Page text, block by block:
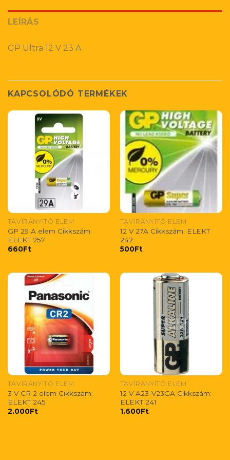
LEÍRÁS
GP Ultra 12 V 23 A
KAPCSOLÓDÓ TERMÉKEK
TÁVÍRÁNYÍTÓ ELEM
GP 29 A elem Cikkszám:
ELEKT 257
660Ft
TÁVÍRÁNYÍTÓ ELEM
12 V 27A Cikkszám: ELEKT
242
500Ft
TÁVÍRÁNYÍTÓ ELEM
3 V CR 2 elem Cikkszám:
ELEKT 245
2.000Ft
TÁVÍRÁNYÍTÓ ELEM
12 V A23-V23GA Cikkszám:
ELEKT 241
1.600Ft